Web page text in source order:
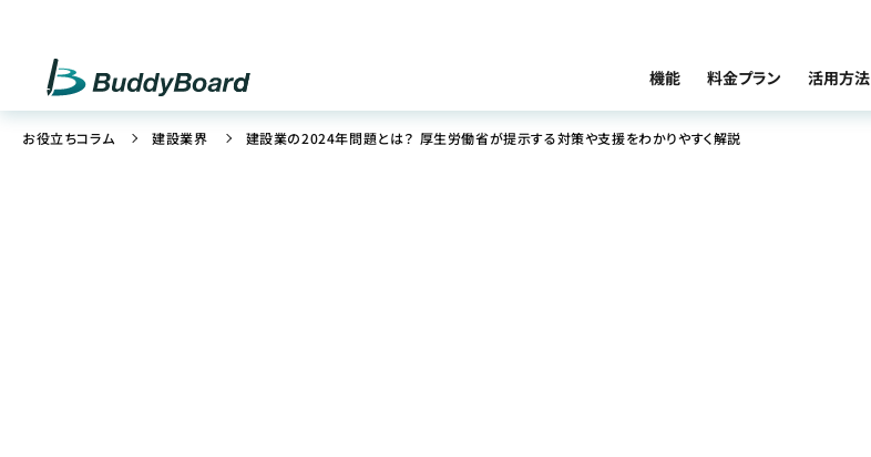
機能 料金プラン 活用方法
お役立ちコラム 建設業界 建設業の2024年問題とは？ 厚生労働省が提示する対策や支援をわかりやすく解説